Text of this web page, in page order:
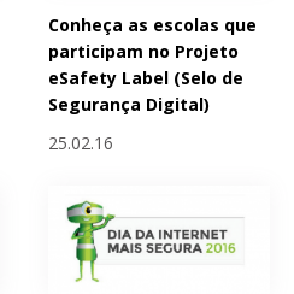
Conheça as escolas que
participam no Projeto
eSafety Label (Selo de
Segurança Digital)
25.02.16